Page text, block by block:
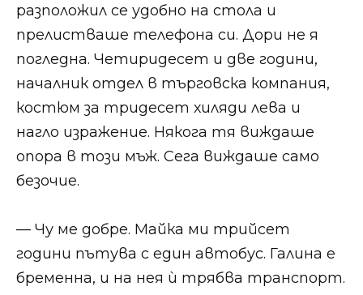
разположил се удобно на стола и
прелистваше телефона си. Дори не я
погледна. Четиридесет и две години,
началник отдел в търговска компания,
костюм за тридесет хиляди лева и
нагло изражение. Някога тя виждаше
опора в този мъж. Сега виждаше само
безочие.
— Чу ме добре. Майка ми трийсет
години пътува с един автобус. Галина е
бременна, и на нея ѝ трябва транспорт.